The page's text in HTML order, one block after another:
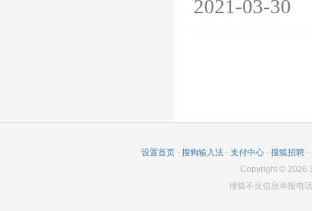
2021-03-30
设置首页 - 搜狗输入法 - 支付中心 - 搜狐招聘 -
Copyright © 2026
搜狐不良信息举报电